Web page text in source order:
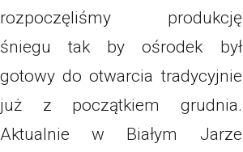
rozpoczęliśmy produkcję
śniegu tak by ośrodek był
gotowy do otwarcia tradycyjnie
już z początkiem grudnia.
Aktualnie w Białym Jarze